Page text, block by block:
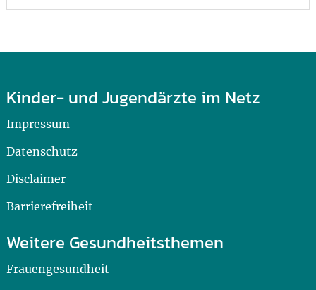
Kinder- und Jugendärzte im Netz
Impressum
Datenschutz
Disclaimer
Barrierefreiheit
Weitere Gesundheitsthemen
Frauengesundheit